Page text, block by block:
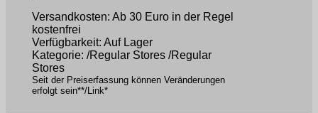
Versandkosten: Ab 30 Euro in der Regel
kostenfrei
Verfügbarkeit: Auf Lager
Kategorie: /Regular Stores /Regular
Stores
Seit der Preiserfassung können Veränderungen
erfolgt sein**/Link*